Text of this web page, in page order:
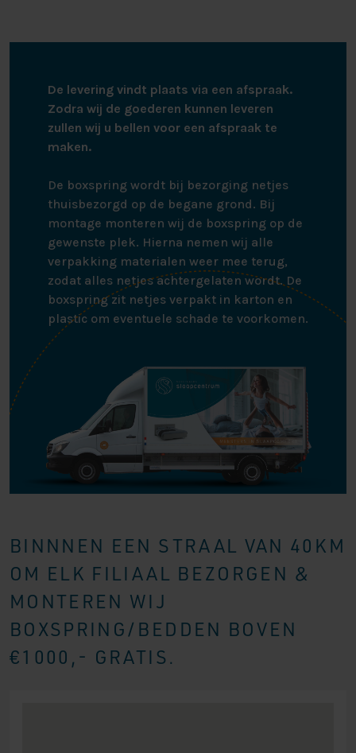
De levering vindt plaats via een afspraak.
Zodra wij de goederen kunnen leveren
zullen wij u bellen voor een afspraak te
maken.
De boxspring wordt bij bezorging netjes
thuisbezorgd op de begane grond. Bij
montage monteren wij de boxspring op de
gewenste plek. Hierna nemen wij alle
verpakking materialen weer mee terug,
zodat alles netjes achtergelaten wordt. De
boxspring zit netjes verpakt in karton en
plastic om eventuele schade te voorkomen.
BINNNEN EEN STRAAL VAN 40KM
OM ELK FILIAAL BEZORGEN &
MONTEREN WIJ
BOXSPRING/BEDDEN BOVEN
€1000,- GRATIS.